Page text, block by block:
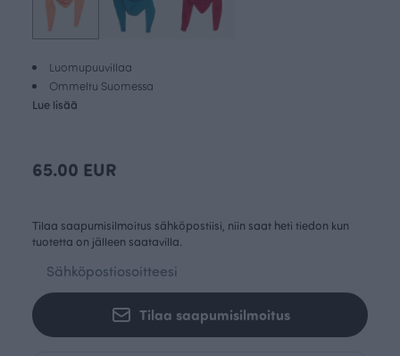
Luomupuuvillaa
Ommeltu Suomessa
Lue lisää
65.00 EUR
Tilaa saapumisilmoitus sähköpostiisi, niin saat heti tiedon kun
tuotetta on jälleen saatavilla.
Tilaa saapumisilmoitus